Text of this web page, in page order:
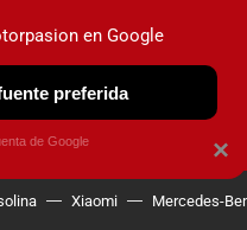
OBSERVATORIO
Xiaomi Mercedes-
×
en Google
preferida
de Google